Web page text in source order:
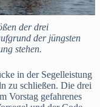
der drei
der jüngsten
stehen.
in der Segelleistung
zu schließen. Die drei
Vorstag gefahrenes